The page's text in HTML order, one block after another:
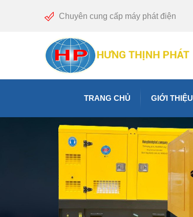
Chuyên cung cấp máy phát điện
TRANG CHỦ GIỚI THIỆU